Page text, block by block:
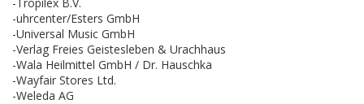
-uhrcenter/Esters GmbH
-Universal Music GmbH
-Verlag Freies Geistesleben & Urachhaus
-Wala Heilmittel GmbH / Dr. Hauschka
-Wayfair Stores Ltd.
-Weleda AG